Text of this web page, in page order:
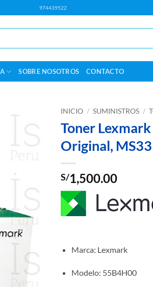
974439522
SOBRE NOSOTROS CONTACTO
INICIO / SUMINISTROS /
Toner
Original,
S/1,500.00
Marca: Lexmark
Modelo: 55B4H00